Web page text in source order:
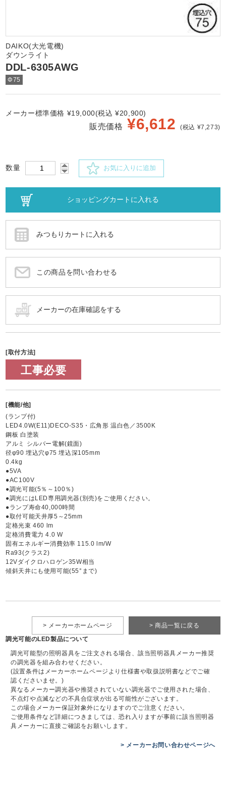
DAIKO(大光電機)
ダウンライト
DDL-6305AWG
Φ75
メーカー標準価格 ¥19,000(税込 ¥20,900)
販売価格 ¥6,612 (税込 ¥7,273)
数量 お気に入りに追加
この商品を問い合わせる
[取付方法]
工事必要
[機能/他]
(ランプ付)
LED4.0W(E11)DECO-S35・広角形 温白色／3500K
鋼板 白塗装
アルミ シルバー電解(鏡面)
径φ90 埋込穴φ75 埋込深105mm
0.4kg
●5VA
●AC100V
●調光可能(5％～100％)
●調光にはLED専用調光器(別売)をご使用ください。
●ランプ寿命40,000時間
●取付可能天井厚5～25mm
定格光束 460 lm
定格消費電力 4.0 W
固有エネルギー消費効率 115.0 lm/W
Ra93(クラス2)
12Vダイクロハロゲン35W相当
傾斜天井にも使用可能(55°まで)
> 商品一覧に戻る
> メーカーホームページ
調光可能のLED製品について
調光可能型の照明器具をご注文される場合、該当照明器具メーカー推奨
の調光器を組み合わせください。
(設置条件はメーカーホームページより仕様書や取扱説明書などでご確
認くださいませ。)
異なるメーカー調光器や推奨されていない調光器でご使用された場合、
不点灯や点滅などの不具合症状が出る可能性がございます。
この場合メーカー保証対象外になりますのでご注意ください。
ご使用条件など詳細につきましては、恐れ入りますが事前に該当照明器
具メーカーに直接ご確認をお願いします。
> メーカーお問い合わせページへ